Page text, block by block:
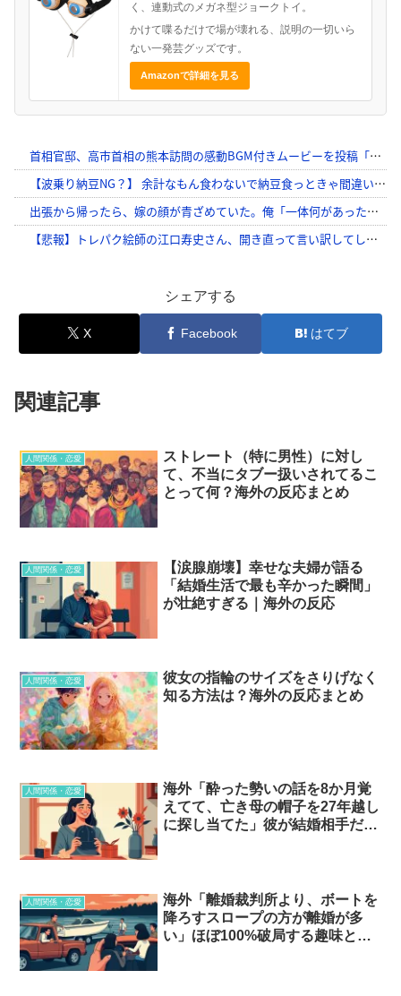
く、連動式のメガネ型ジョークトイ。
かけて喋るだけで場が壊れる、説明の一切いら
ない一発芸グッズです。
Amazonで詳細を見る
シェアする
X Facebook はてブ
関連記事
人間関係・恋愛
ストレート（特に男性）に対し
て、不当にタブー扱いされてるこ
とって何？海外の反応まとめ
人間関係・恋愛
【涙腺崩壊】幸せな夫婦が語る
「結婚生活で最も辛かった瞬間」
が壮絶すぎる｜海外の反応
人間関係・恋愛
彼女の指輪のサイズをさりげなく
知る方法は？海外の反応まとめ
人間関係・恋愛
海外「酔った勢いの話を8か月覚
えてて、亡き母の帽子を27年越し
に探し当てた」彼が結婚相手だと
人間関係・恋愛
海外「離婚裁判所より、ボートを
降ろすスロープの方が離婚が多
い」ほぼ100%破局する趣味と職